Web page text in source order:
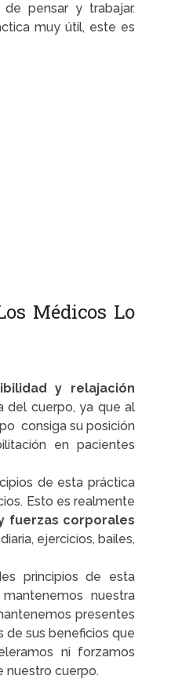
pensar y trabajar.
muy útil, este es
Médicos Lo
y relajación
del cuerpo, ya que al
consiga su posición
en pacientes
de esta práctica
Esto es realmente
fuerzas corporales
ejercicios, bailes,
principios de esta
nuestra
presentes
de sus beneficios que
ni forzamos
nuestro cuerpo.